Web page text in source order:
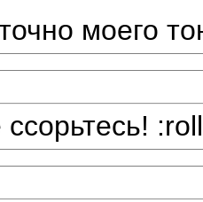
моего